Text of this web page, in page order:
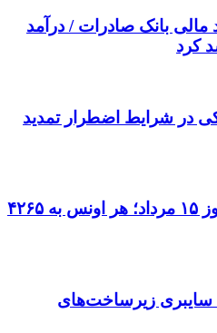
مالی بانک صادرات / درآمد
در شرایط اضطرار تمدید
قیمت جهانی طلا امروز ۱۵ مرداد؛ هر اونس به ۴۲۶۵
سایبری زیرساخت‌های